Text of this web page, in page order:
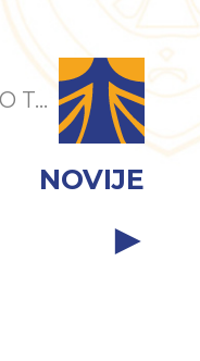
T...
NOVIJE